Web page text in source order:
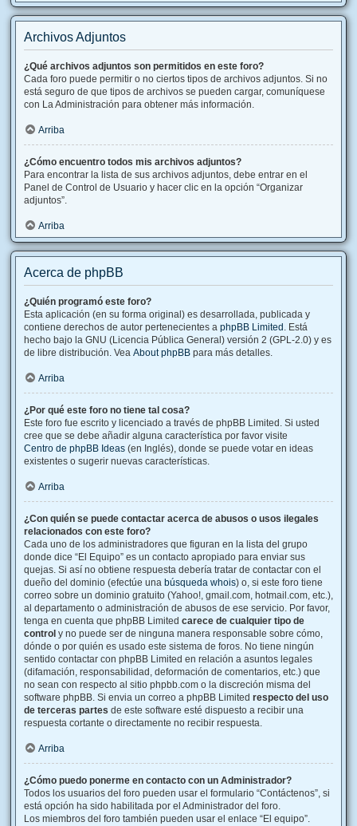
Archivos Adjuntos
¿Qué archivos adjuntos son permitidos en este foro?
Cada foro puede permitir o no ciertos tipos de archivos adjuntos. Si no
está seguro de que tipos de archivos se pueden cargar, comuníquese
con La Administración para obtener más información.
Arriba
¿Cómo encuentro todos mis archivos adjuntos?
Para encontrar la lista de sus archivos adjuntos, debe entrar en el
Panel de Control de Usuario y hacer clic en la opción “Organizar
adjuntos”.
Arriba
Acerca de phpBB
¿Quién programó este foro?
Esta aplicación (en su forma original) es desarrollada, publicada y
contiene derechos de autor pertenecientes a phpBB Limited . Está
hecho bajo la GNU (Licencia Pública General) versión 2 (GPL-2.0) y es
de libre distribución. Vea About phpBB para más detalles.
Arriba
¿Por qué este foro no tiene tal cosa?
Este foro fue escrito y licenciado a través de phpBB Limited. Si usted
cree que se debe añadir alguna característica por favor visite
Centro de phpBB Ideas (en Inglés), donde se puede votar en ideas
existentes o sugerir nuevas características.
Arriba
¿Con quién se puede contactar acerca de abusos o usos ilegales
relacionados con este foro?
Cada uno de los administradores que figuran en la lista del grupo
donde dice “El Equipo” es un contacto apropiado para enviar sus
quejas. Si así no obtiene respuesta debería tratar de contactar con el
dueño del dominio (efectúe una búsqueda whois) o, si este foro tiene
correo sobre un dominio gratuito (Yahoo!, gmail.com, hotmail.com, etc.),
al departamento o administración de abusos de ese servicio. Por favor,
tenga en cuenta que phpBB Limited carece de cualquier tipo de
control y no puede ser de ninguna manera responsable sobre cómo,
dónde o por quién es usado este sistema de foros. No tiene ningún
sentido contactar con phpBB Limited en relación a asuntos legales
(difamación, responsabilidad, deformación de comentarios, etc.) que
no sean con respecto al sitio phpbb.com o la discreción misma del
software phpBB. Si envia un correo a phpBB Limited respecto del uso
de terceras partes de este software esté dispuesto a recibir una
respuesta cortante o directamente no recibir respuesta.
Arriba
¿Cómo puedo ponerme en contacto con un Administrador?
Todos los usuarios del foro pueden usar el formulario “Contáctenos”, si
está opción ha sido habilitada por el Administrador del foro.
Los miembros del foro también pueden usar el enlace “El equipo”.